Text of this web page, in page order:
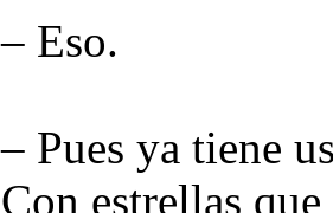
– Eso.
– Pues ya tiene
Con estrellas